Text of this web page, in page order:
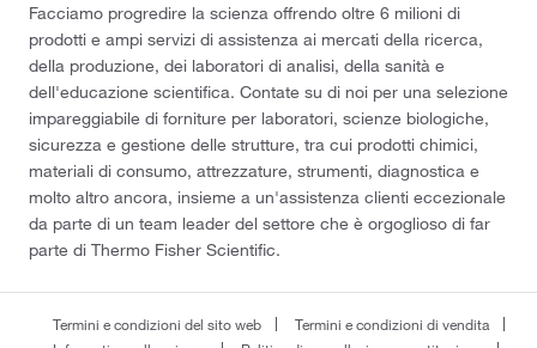
Facciamo progredire la scienza offrendo oltre 6 milioni di
prodotti e ampi servizi di assistenza ai mercati della ricerca,
della produzione, dei laboratori di analisi, della sanità e
dell'educazione scientifica. Contate su di noi per una selezione
impareggiabile di forniture per laboratori, scienze biologiche,
sicurezza e gestione delle strutture, tra cui prodotti chimici,
materiali di consumo, attrezzature, strumenti, diagnostica e
molto altro ancora, insieme a un'assistenza clienti eccezionale
da parte di un team leader del settore che è orgoglioso di far
parte di Thermo Fisher Scientific.
Termini e condizioni del sito web
Termini e condizioni di vendita